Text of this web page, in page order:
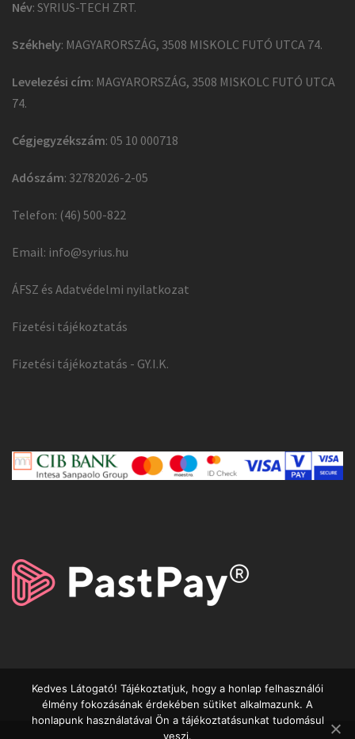
Név: SYRIUS-TECH ZRT.
Székhely: MAGYARORSZÁG, 3508 MISKOLC FUTÓ UTCA 74.
Levelezési cím: MAGYARORSZÁG, 3508 MISKOLC FUTÓ UTCA
74.
Cégjegyzékszám: 05 10 000718
Adószám: 32782026-2-05
Telefon: (46) 500-822
Email: info@syrius.hu
ÁFSZ és Adatvédelmi nyilatkozat
Fizetési tájékoztatás
Fizetési tájékoztatás - GY.I.K.
Kedves Látogató! Tájékoztatjuk, hogy a honlap felhasználói
élmény fokozásának érdekében sütiket alkalmazunk. A
honlapunk használatával Ön a tájékoztatásunkat tudomásul
veszi.